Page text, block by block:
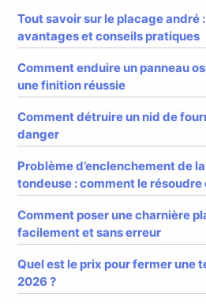
Tout savoir sur le placage andré
avantages et conseils pratiques
Comment enduire un panneau
une finition réussie
Comment détruire un nid de
danger
Problème d’enclenchement de
tondeuse : comment le
Comment poser une charnière
facilement et sans erreur
Quel est le prix pour fermer une
2026 ?